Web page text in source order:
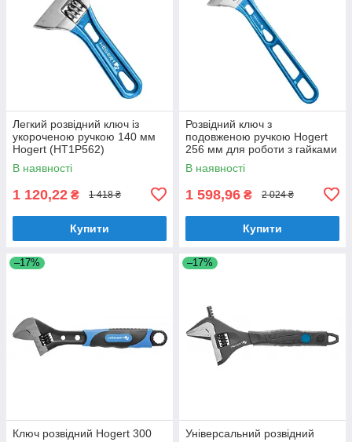
Легкий розвідний ключ із
укороченою ручкою 140 мм
Hogert (HT1P562)
В наявності
1 120,22 ₴ 1 418 ₴
Купити
Розвідний ключ з
подовженою ручкою Hogert
256 мм для роботи з гайками
(HT1P564)
В наявності
1 598,96 ₴ 2 024 ₴
Купити
–17%
Ключ розвідний Hogert 300
–17%
Універсальний розвідний